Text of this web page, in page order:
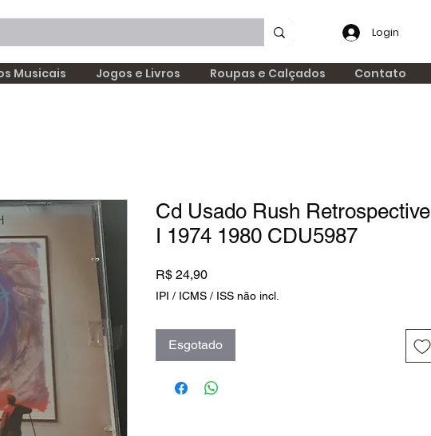
Login
Musicais Jogos e Livros Roupas e Calçados Contato
Cd Usado Rush Retrospective
I 1974 1980 CDU5987
R$ 24,90Preço
IPI / ICMS / ISS não incl.
Esgotado